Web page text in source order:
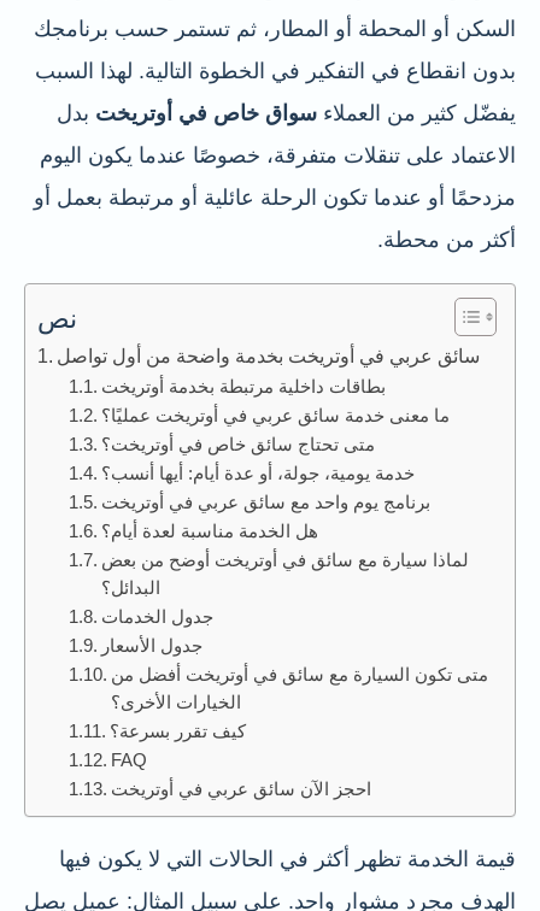
السكن أو المحطة أو المطار، ثم تستمر حسب برنامجك
بدون انقطاع في التفكير في الخطوة التالية. لهذا السبب
يفضّل كثير من العملاء سواق خاص في أوتريخت بدل
الاعتماد على تنقلات متفرقة، خصوصًا عندما يكون اليوم
مزدحمًا أو عندما تكون الرحلة عائلية أو مرتبطة بعمل أو
أكثر من محطة.
نص
سائق عربي في أوتريخت بخدمة واضحة من أول تواصل
بطاقات داخلية مرتبطة بخدمة أوتريخت
ما معنى خدمة سائق عربي في أوتريخت عمليًا؟
متى تحتاج سائق خاص في أوتريخت؟
خدمة يومية، جولة، أو عدة أيام: أيها أنسب؟
برنامج يوم واحد مع سائق عربي في أوتريخت
هل الخدمة مناسبة لعدة أيام؟
لماذا سيارة مع سائق في أوتريخت أوضح من بعض
البدائل؟
جدول الخدمات
جدول الأسعار
متى تكون السيارة مع سائق في أوتريخت أفضل من
الخيارات الأخرى؟
كيف تقرر بسرعة؟
FAQ
احجز الآن سائق عربي في أوتريخت
قيمة الخدمة تظهر أكثر في الحالات التي لا يكون فيها
الهدف مجرد مشوار واحد. على سبيل المثال: عميل يصل